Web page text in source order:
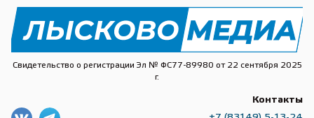
Свидетельство о регистрации Эл № ФС77-89980 от 22 сентября 2025
г.
Контакты